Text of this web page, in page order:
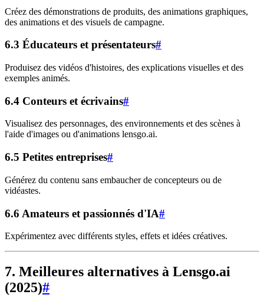
Créez des démonstrations de produits, des animations graphiques,
des animations et des visuels de campagne.
6.3 Éducateurs et présentateurs#
Produisez des vidéos d'histoires, des explications visuelles et des
exemples animés.
6.4 Conteurs et écrivains#
Visualisez des personnages, des environnements et des scènes à
l'aide d'images ou d'animations lensgo.ai.
6.5 Petites entreprises#
Générez du contenu sans embaucher de concepteurs ou de
vidéastes.
6.6 Amateurs et passionnés d'IA#
Expérimentez avec différents styles, effets et idées créatives.
7. Meilleures alternatives à Lensgo.ai
(2025)#